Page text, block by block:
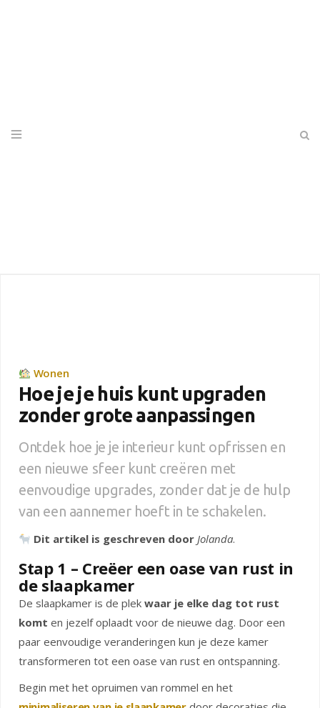
Wonen
Hoe je je huis kunt upgraden
zonder grote aanpassingen
Ontdek hoe je je interieur kunt opfrissen en
een nieuwe sfeer kunt creëren met
eenvoudige upgrades, zonder dat je de hulp
van een aannemer hoeft in te schakelen.
Dit artikel is geschreven door Jolanda.
Stap 1 – Creëer een oase van rust in
de slaapkamer
De slaapkamer is de plek waar je elke dag tot rust
komt en jezelf oplaadt voor de nieuwe dag. Door een
paar eenvoudige veranderingen kun je deze kamer
transformeren tot een oase van rust en ontspanning.
Begin met het opruimen van rommel en het